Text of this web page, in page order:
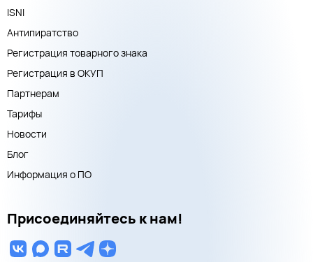
ISNI
Антипиратство
Регистрация товарного знака
Регистрация в ОКУП
Партнерам
Тарифы
Новости
Блог
Информация о ПО
Присоединяйтесь к нам!